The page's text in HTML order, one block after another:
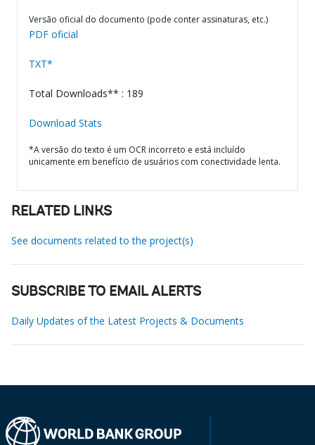
Versão oficial do documento (pode conter assinaturas, etc.)
PDF oficial
TXT*
Total Downloads** : 189
Download Stats
*A versão do texto é um OCR incorreto e está incluído
unicamente em benefício de usuários com conectividade lenta.
RELATED LINKS
See documents related to the project(s)
SUBSCRIBE TO EMAIL ALERTS
Daily Updates of the Latest Projects & Documents